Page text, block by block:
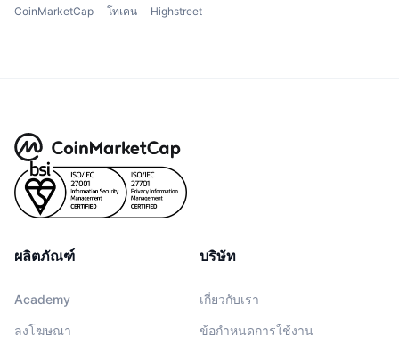
CoinMarketCap โทเคน Highstreet
ผลิตภัณฑ์
Academy
ลงโฆษณา
บริษัท
เกี่ยวกับเรา
ข้อกำหนดการใช้งาน